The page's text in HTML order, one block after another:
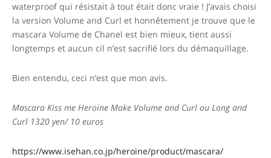
waterproof qui résistait à tout était donc vraie ! J’avais choisi
la version Volume and Curl et honnêtement je trouve que le
mascara Volume de Chanel est bien mieux, tient aussi
longtemps et aucun cil n’est sacrifié lors du démaquillage.
Bien entendu, ceci n’est que mon avis.
Mascara Kiss me Heroine Make Volume and Curl ou Long and
Curl 1320 yen/ 10 euros
https://www.isehan.co.jp/heroine/product/mascara/